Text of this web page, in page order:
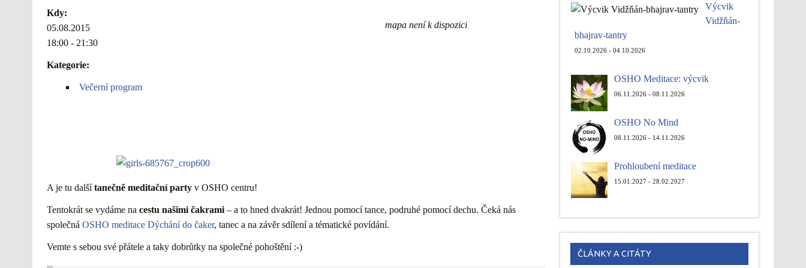
mapa není k dispozici
Kdy:
05.08.2015
18:00 - 21:30
Kategorie:
Večerní program
A je tu dalšítanečně meditační partyv OSHO centru!
Tentokrát se vydáme na cestu našimi čakrami– a to hned dvakrát! Jednou pomocí tance, podruhé pomocí dechu. Čeká nás
společná OSHO meditace Dýchání do čaker, tanec a na závěr sdílení a tématické povídání.
Vemte s sebou své přátele a taky dobrůtky na společné pohoštění :-)
Výcvik
Vidžňán-
bhajrav-tantry
02.10.2026 - 04.10.2026
OSHO Meditace: výcvik
06.11.2026 - 08.11.2026
OSHO No Mind
08.11.2026 - 14.11.2026
Prohloubení meditace
15.01.2027 - 28.02.2027
ČLÁNKY A CITÁTY